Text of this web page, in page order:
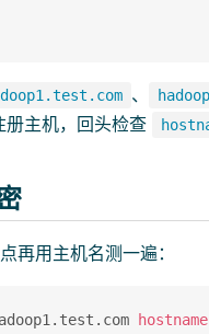
、
册主机，回头检查
再用主机名测一遍：
hostname